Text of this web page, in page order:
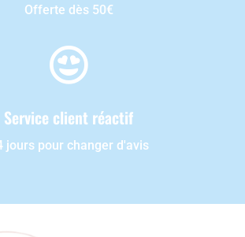
Offerte dès 50€

Service client réactif
jours pour changer d'avis